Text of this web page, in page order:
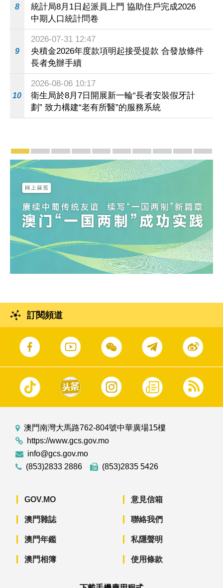
8
統計局8月1日起派員上門 協助住戶完成2026
中期人口統計問卷
9
2026-07-31 12:47
央積金2026年度款項明起接受提款 合發放條件
長者免辦手續
10
2026-08-06 10:17
衛生局於8月7日開展新一輪“長者安裝假牙計
劃” 致力構建“老有所醫”的服務系統
宣傳及推廣
賡續中葡傳統友誼 續寫“一國兩制”新篇章 — 澳門“
澳門名片集
行政長官岑浩輝11月18日發表2026年施
施政特寫澳門特別行政區經濟和社會發
橫琴粵澳深度合作區專題
施政小講堂
走進澳門澳門相簿
《澳
訂閱頻道
澳門南灣大馬路762-804號中華廣場15樓
https://www.gcs.gov.mo
info@gcs.gov.mo
(853)2833 2886
(853)2835 5426
GOV.MO
澳門雜誌
澳門年鑑
澳門相簿
意見信箱
聯絡我們
私隱聲明
使用條款